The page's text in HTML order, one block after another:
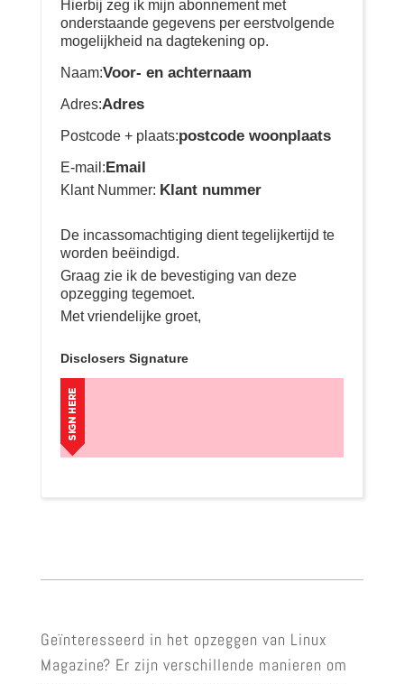
Hierbij zeg ik mijn abonnement met
onderstaande gegevens per eerstvolgende
mogelijkheid na dagtekening op.
Naam:Voor- en achternaam
Adres:Adres
Postcode + plaats:postcode woonplaats
E-mail:Email
Klant Nummer: Klant nummer
De incassomachtiging dient tegelijkertijd te
worden beëindigd.
Graag zie ik de bevestiging van deze
opzegging tegemoet.
Met vriendelijke groet,
Disclosers Signature
Geïnteresseerd in het opzeggen van Linux
Magazine? Er zijn verschillende manieren om